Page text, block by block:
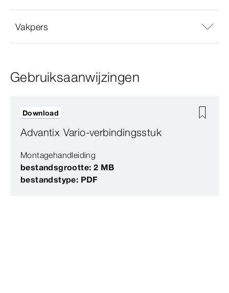
Vakpers
Gebruiksaanwijzingen
Advantix Vario-verbindingsstuk
Montagehandleiding
bestandsgrootte: 2 MB
bestandstype: PDF
Download